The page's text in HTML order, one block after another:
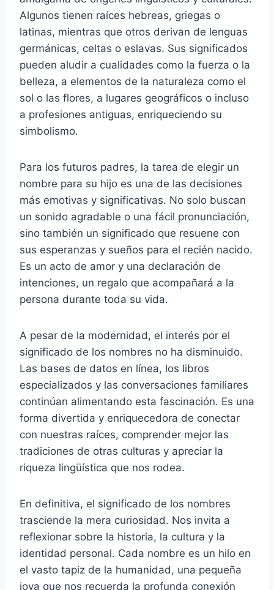
Algunos tienen raíces hebreas, griegas o
latinas, mientras que otros derivan de lenguas
germánicas, celtas o eslavas. Sus significados
pueden aludir a cualidades como la fuerza o la
belleza, a elementos de la naturaleza como el
sol o las flores, a lugares geográficos o incluso
a profesiones antiguas, enriqueciendo su
simbolismo.
Para los futuros padres, la tarea de elegir un
nombre para su hijo es una de las decisiones
más emotivas y significativas. No solo buscan
un sonido agradable o una fácil pronunciación,
sino también un significado que resuene con
sus esperanzas y sueños para el recién nacido.
Es un acto de amor y una declaración de
intenciones, un regalo que acompañará a la
persona durante toda su vida.
A pesar de la modernidad, el interés por el
significado de los nombres no ha disminuido.
Las bases de datos en línea, los libros
especializados y las conversaciones familiares
continúan alimentando esta fascinación. Es una
forma divertida y enriquecedora de conectar
con nuestras raíces, comprender mejor las
tradiciones de otras culturas y apreciar la
riqueza lingüística que nos rodea.
En definitiva, el significado de los nombres
trasciende la mera curiosidad. Nos invita a
reflexionar sobre la historia, la cultura y la
identidad personal. Cada nombre es un hilo en
el vasto tapiz de la humanidad, una pequeña
joya que nos recuerda la profunda conexión